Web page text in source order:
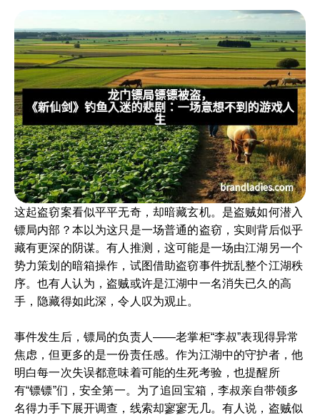
这起盗窃案看似平平无奇，却暗藏玄机。是盗贼如何潜入
镖局内部？本以为这只是一场普通的盗窃，实则背后似乎
藏有更深的阴谋。有人推测，这可能是一场由江湖另一个
势力策划的暗箱操作，试图借助盗窃事件扰乱整个江湖秩
序。也有人认为，盗贼或许是江湖中一名消失已久的高
手，隐藏得如此深，令人叹为观止。
事件发生后，镖局的负责人——老掌柜“李叔”表现得异常
焦虑，但更多的是一份责任感。作为江湖中的守护者，他
明白每一次失误都意味着可能的生死考验，也提醒所
有“镖镖”们，安全第一。为了追回宝箱，李叔亲自带领多
名得力手下展开调查，线索却寥寥无几。有人说，盗贼似